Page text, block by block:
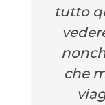
tutto
che